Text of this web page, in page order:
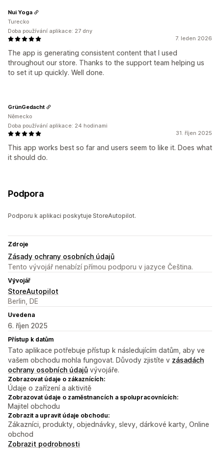
7. leden 2026
The app is generating consistent content that I used
throughout our store. Thanks to the support team helping us
to set it up quickly. Well done.
Nui Yoga
Turecko
Doba používání aplikace: 27 dny
31. říjen 2025
This app works best so far and users seem to like it. Does what
it should do.
GrünGedacht
Německo
Doba používání aplikace: 24 hodinami
Podpora
Podporu k aplikaci poskytuje StoreAutopilot.
Zdroje
Zásady ochrany osobních údajů
Tento vývojář nenabízí přímou podporu v jazyce Čeština.
Vývojář
StoreAutopilot
Berlin, DE
Uvedena
6. říjen 2025
Přístup k datům
Tato aplikace potřebuje přístup k následujícím datům, aby ve
vašem obchodu mohla fungovat. Důvody zjistíte v zásadách
ochrany osobních údajů vývojáře.
Zobrazovat údaje o zákaznících:
Údaje o zařízení a aktivitě
Zobrazovat údaje o zaměstnancích a spolupracovnících:
Majitel obchodu
Zobrazit a upravit údaje obchodu:
Zákazníci, produkty, objednávky, slevy, dárkové karty, Online
obchod
Zobrazit podrobnosti